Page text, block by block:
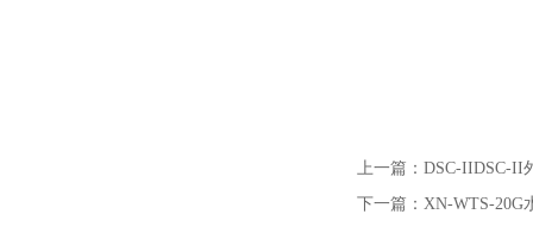
上一篇： DSC-IIDSC-II
下一篇： XN-WTS-20G